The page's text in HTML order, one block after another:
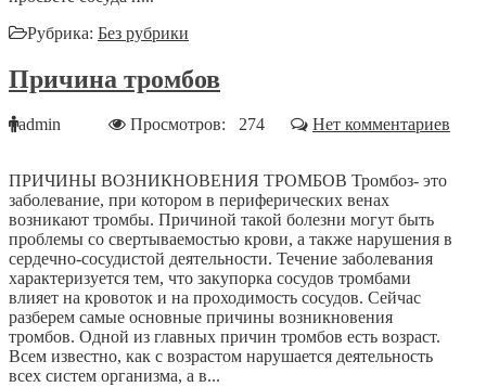
Рубрика: Без рубрики
Причина тромбов
admin Просмотров: 274 Нет комментариев
ПРИЧИНЫ ВОЗНИКНОВЕНИЯ ТРОМБОВ Тромбоз- это
заболевание, при котором в периферических венах
возникают тромбы. Причиной такой болезни могут быть
проблемы со свертываемостью крови, а также нарушения в
сердечно-сосудистой деятельности. Течение заболевания
характеризуется тем, что закупорка сосудов тромбами
влияет на кровоток и на проходимость сосудов. Сейчас
разберем самые основные причины возникновения
тромбов. Одной из главных причин тромбов есть возраст.
Всем известно, как с возрастом нарушается деятельность
всех систем организма, а в...